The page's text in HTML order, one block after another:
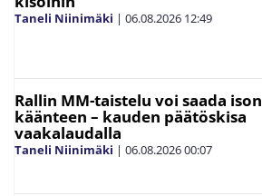
Taneli Niinimäki | 06.08.2026 12:49
Rallin MM-taistelu voi saada ison
käänteen – kauden päätöskisa
vaakalaudalla
Taneli Niinimäki | 06.08.202600:07